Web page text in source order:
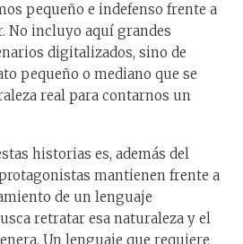
pequeño e indefenso frente a
No incluyo aquí grandes
digitalizados, sino de
pequeño o mediano que se
real para contarnos un
historias es, además del
mantienen frente a
de un lenguaje
retratar esa naturaleza y el
Un lenguaje que requiere